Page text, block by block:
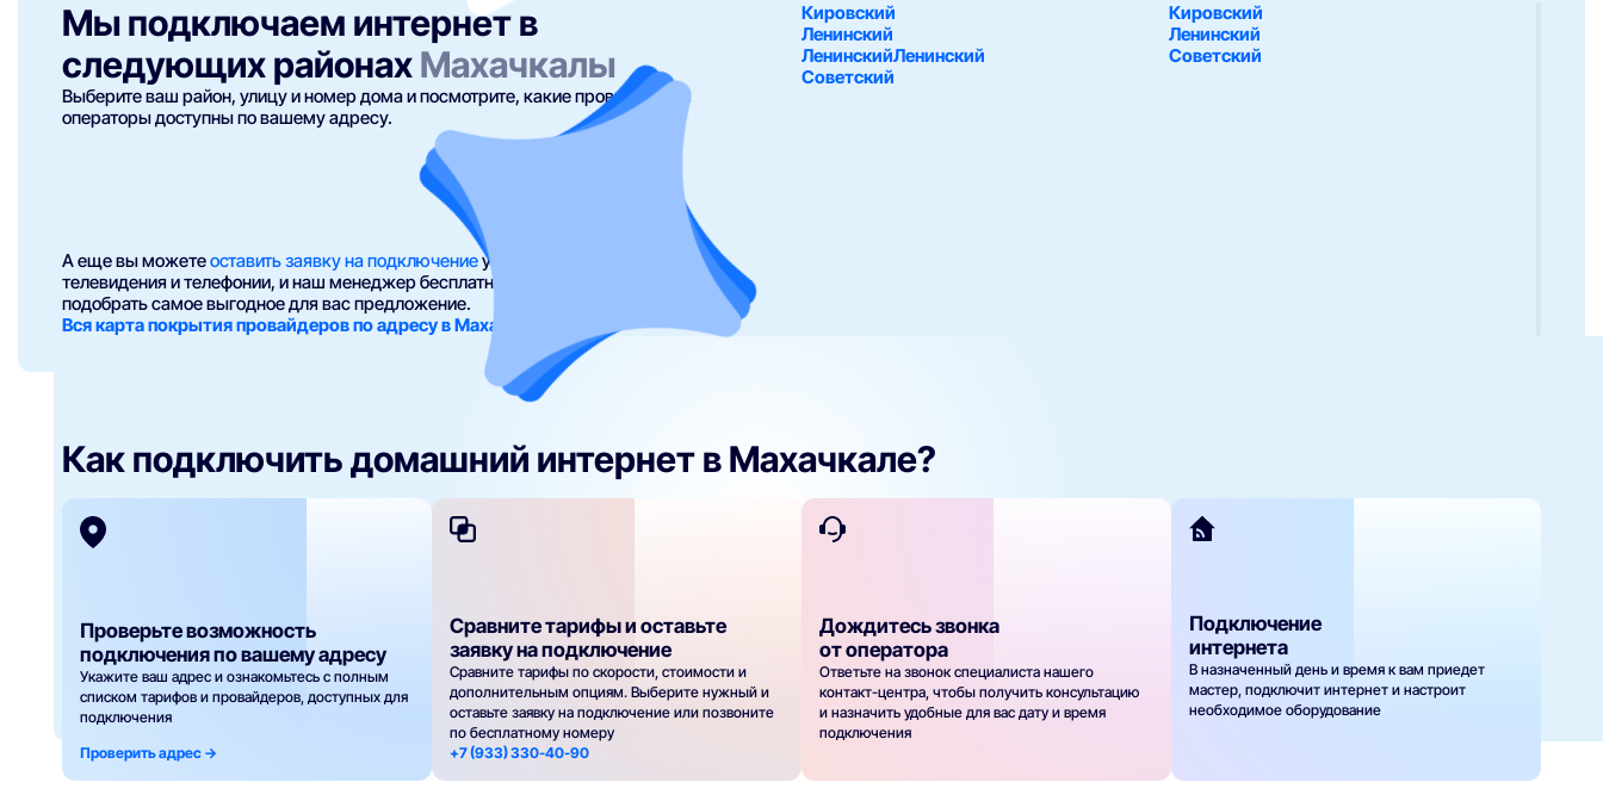
Мы подключаем интернет в
следующих районахМахачкалы
Выберите ваш район, улицу и номер дома и посмотрите, какие провайдеры и
операторы доступны по вашему адресу.
А еще вы можетеоставить заявку на подключениеуслуг интернета,
телевидения и телефонии, и наш менеджер бесплатно поможет вам
подобрать самое выгодное для вас предложение.
Вся карта покрытия провайдеров по адресу в Махачкале —>
Кировский
Кировский
Ленинский
Ленинский
ЛенинскийЛенинский
Советский
Советский
Как подключить домашний интернет в Махачкале?
Проверьте возможность
подключения по вашему адресу
Укажите ваш адрес и ознакомьтесь с полным
списком тарифов и провайдеров, доступных для
подключения
Проверить адрес ->
Сравните тарифы и оставьте
заявку на подключение
Сравните тарифы по скорости, стоимости и
дополнительным опциям. Выберите нужный и
оставьте заявку на подключение или позвоните
по бесплатному номеру
+7 (933) 330-40-90
Дождитесь звонка
от оператора
Ответьте на звонок специалиста нашего
контакт-центра, чтобы получить консультацию
и назначить удобные для вас дату и время
подключения
Подключение
интернета
В назначенный день и время к вам приедет
мастер, подключит интернет и настроит
необходимое оборудование